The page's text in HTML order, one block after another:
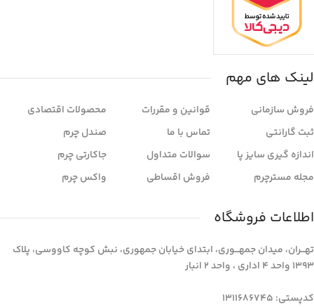
لینک های مهم
فروش سازمانی
ثبت گارانتی
اندازه گیری سایز پا
مجله مسترچرم
قوانین و مقررات
تماس با ما
سوالات متداول
فروش اقساطی
محصولات اقتصادی
صندل چرم
جاکارتی چرم
واکس چرم
اطلاعات فروشگاه
تهـــران، میدان جمهـــوری، ابتدای خیابان جمهوری، نبش کوچه کاووسی، پلاک
1393 واحد 4 اداری ، واحد 2 انبار
کدپستی: 1311686745